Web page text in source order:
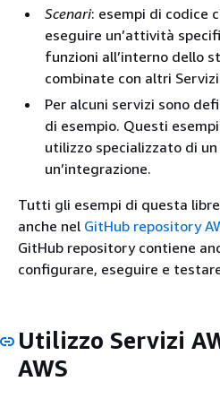
Scenari: esempi di codice
eseguire un’attività
funzioni all’interno dello
combinate con altri Servizi
Per alcuni servizi sono
di esempio. Questi
utilizzo specializzato di
un’integrazione.
Tutti gli esempi di questa
anche nel GitHub repository
GitHub repository contiene
configurare, eseguire e
Utilizzo Servizi
AWS